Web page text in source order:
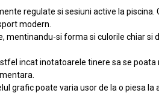
regulate si sesiuni active la
modern.
mentinandu-si forma si culorile chiar si
incat inotatoarele tinere sa se poata
grafic poate varia usor de la o piesa